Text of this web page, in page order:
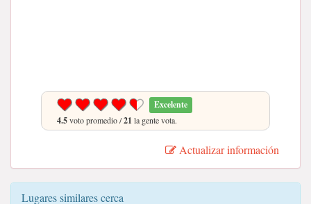
Excelente
4.5voto promedio /21 la gente vota.
Actualizar información
Lugares similares cerca